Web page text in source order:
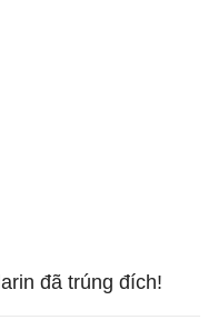
đã trúng đích!